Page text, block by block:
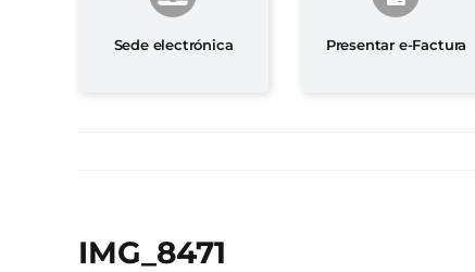
Sede electrónica Presentar e-Factura
IMG_8471